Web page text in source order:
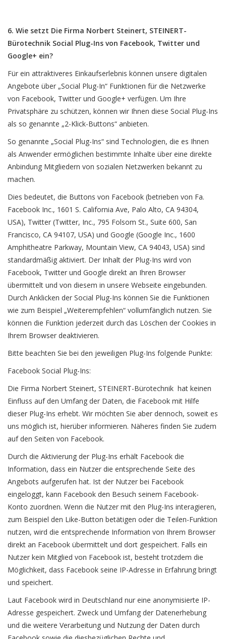
6. Wie setzt Die Firma Norbert Steinert, STEINERT-
Bürotechnik Social Plug-Ins von Facebook, Twitter und
Google+ ein?
Für ein attraktiveres Einkaufserlebnis können unsere digitalen
Angebote über „Social Plug-In“ Funktionen für die Netzwerke
von Facebook, Twitter und Google+ verfügen. Um Ihre
Privatsphäre zu schützen, können wir Ihnen diese Social Plug-Ins
als so genannte „2-Klick-Buttons“ anbieten.
So genannte „Social Plug-Ins“ sind Technologien, die es Ihnen
als Anwender ermöglichen bestimmte Inhalte über eine direkte
Anbindung Mitgliedern von sozialen Netzwerken bekannt zu
machen.
Dies bedeutet, die Buttons von Facebook (betrieben von Fa.
Facebook Inc., 1601 S. California Ave, Palo Alto, CA 94304,
USA), Twitter (Twitter, Inc., 795 Folsom St., Suite 600, San
Francisco, CA 94107, USA) und Google (Google Inc., 1600
Amphitheatre Parkway, Mountain View, CA 94043, USA) sind
standardmäßig aktiviert. Der Inhalt der Plug-Ins wird von
Facebook, Twitter und Google direkt an Ihren Browser
übermittelt und von diesem in unsere Webseite eingebunden.
Durch Anklicken der Social Plug-Ins können Sie die Funktionen
wie zum Beispiel „Weiterempfehlen“ vollumfänglich nutzen. Sie
können die Funktion jederzeit durch das Löschen der Cookies in
Ihrem Browser deaktivieren.
Bitte beachten Sie bei den jeweiligen Plug-Ins folgende Punkte:
Facebook Social Plug-Ins:
Die Firma Norbert Steinert, STEINERT-Bürotechnik hat keinen
Einfluss auf den Umfang der Daten, die Facebook mit Hilfe
dieser Plug-Ins erhebt. Wir möchten Sie aber dennoch, soweit es
uns möglich ist, hierüber informieren. Näheres finden Sie zudem
auf den Seiten von Facebook.
Durch die Aktivierung der Plug-Ins erhält Facebook die
Information, dass ein Nutzer die entsprechende Seite des
Angebots aufgerufen hat. Ist der Nutzer bei Facebook
eingeloggt, kann Facebook den Besuch seinem Facebook-
Konto zuordnen. Wenn die Nutzer mit den Plug-Ins interagieren,
zum Beispiel den Like-Button betätigen oder die Teilen-Funktion
nutzen, wird die entsprechende Information von Ihrem Browser
direkt an Facebook übermittelt und dort gespeichert. Falls ein
Nutzer kein Mitglied von Facebook ist, besteht trotzdem die
Möglichkeit, dass Facebook seine IP-Adresse in Erfahrung bringt
und speichert.
Laut Facebook wird in Deutschland nur eine anonymisierte IP-
Adresse gespeichert. Zweck und Umfang der Datenerhebung
und die weitere Verarbeitung und Nutzung der Daten durch